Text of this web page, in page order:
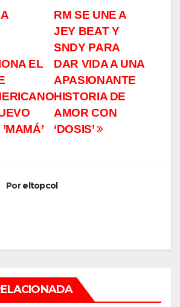
RM SE UNE A
JEY BEAT Y
SNDY PARA
DAR VIDA A UNA
APASIONANTE
HISTORIA DE
AMOR CON
‘DOSIS’
EL
Poreltopcol